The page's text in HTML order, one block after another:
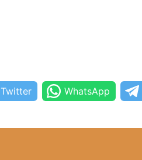
Twitter WhatsApp